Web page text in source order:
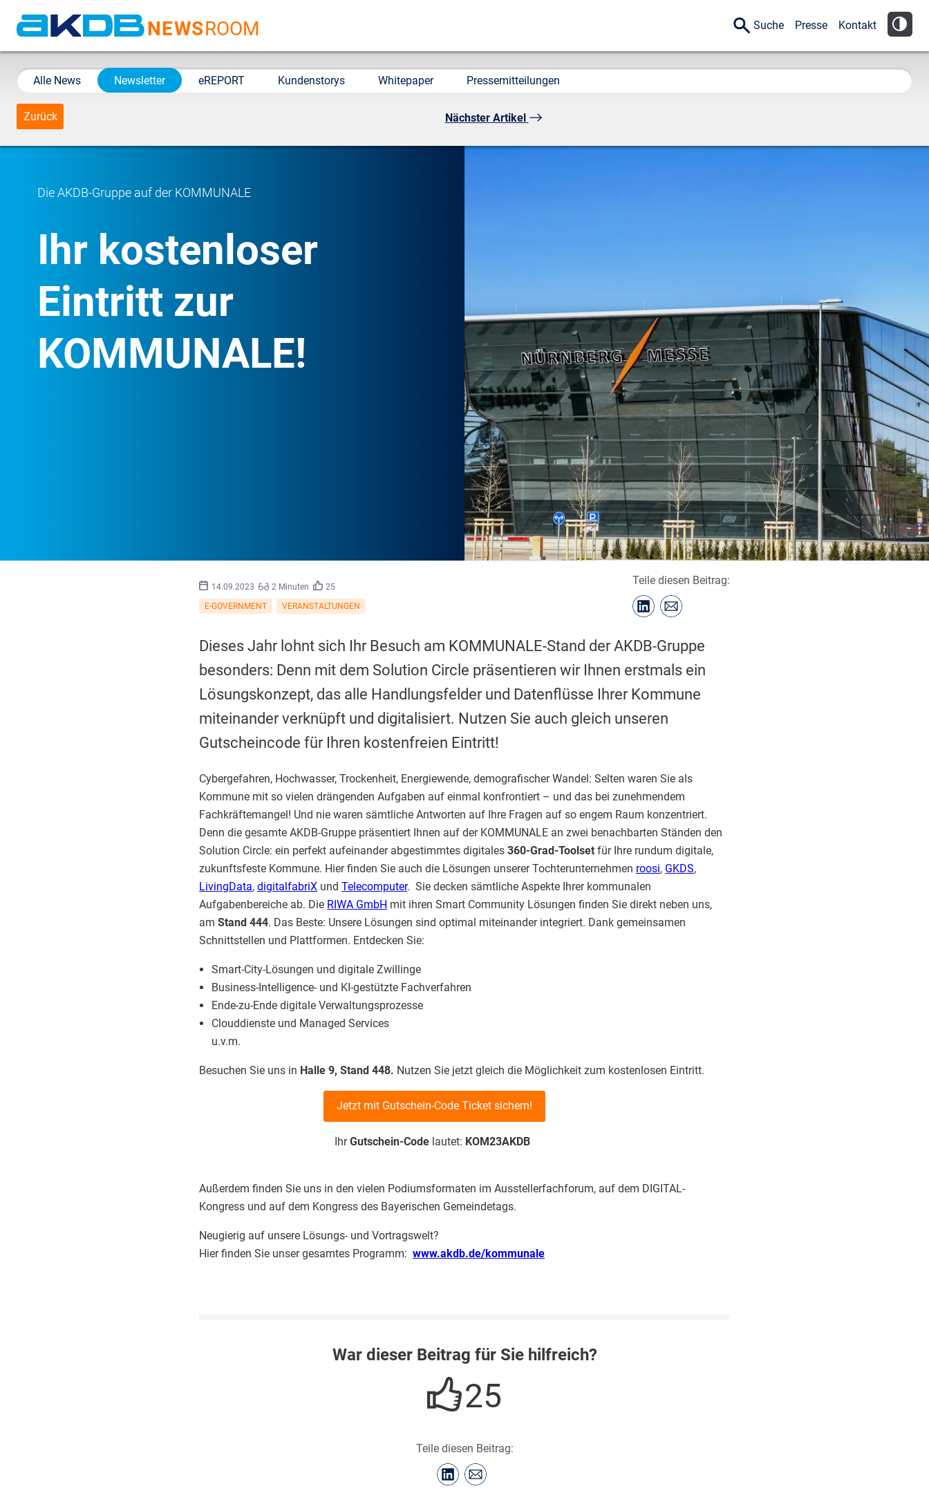
Datenverarbeitung in
NEWSROOM Suche Presse Kontakt
Alle News Newsletter eREPORT Kundenstorys Whitepaper Pressemitteilungen
Zurück Nächster Artikel
Die AKDB-Gruppe auf der KOMMUNALE
Ihr kostenloser
Eintritt zur
KOMMUNALE!
14.09.2023 2 Minuten
25
E-GOVERNMENT
VERANSTALTUNGEN
Teile diesen Beitrag:
Dieses Jahr lohnt sich Ihr Besuch am KOMMUNALE-Stand der AKDB-Gruppe
besonders: Denn mit dem Solution Circle präsentieren wir Ihnen erstmals ein
Lösungskonzept, das alle Handlungsfelder und Datenflüsse Ihrer Kommune
miteinander verknüpft und digitalisiert. Nutzen Sie auch gleich unseren
Gutscheincode für Ihren kostenfreien Eintritt!
Cybergefahren, Hochwasser, Trockenheit, Energiewende, demografischer Wandel: Selten waren Sie als
Kommune mit so vielen drängenden Aufgaben auf einmal konfrontiert – und das bei zunehmendem
Fachkräftemangel! Und nie waren sämtliche Antworten auf Ihre Fragen auf so engem Raum konzentriert.
Denn die gesamte AKDB-Gruppe präsentiert Ihnen auf der KOMMUNALE an zwei benachbarten Ständen den
Solution Circle: ein perfekt aufeinander abgestimmtes digitales 360-Grad-Toolset für Ihre rundum digitale,
zukunftsfeste Kommune. Hier finden Sie auch die Lösungen unserer Tochterunternehmen roosi, GKDS,
LivingData, digitalfabriX und Telecomputer. Sie decken sämtliche Aspekte Ihrer kommunalen
Aufgabenbereiche ab. Die RIWA GmbH mit ihren Smart Community Lösungen finden Sie direkt neben uns,
am Stand 444. Das Beste: Unsere Lösungen sind optimal miteinander integriert. Dank gemeinsamen
Schnittstellen und Plattformen. Entdecken Sie:
Smart-City-Lösungen und digitale Zwillinge
Business-Intelligence- und KI-gestützte Fachverfahren
Ende-zu-Ende digitale Verwaltungsprozesse
Clouddienste und Managed Services
u.v.m.
Besuchen Sie uns in Halle 9, Stand 448. Nutzen Sie jetzt gleich die Möglichkeit zum kostenlosen Eintritt.
Jetzt mit Gutschein-Code Ticket sichern!
IhrGutschein-Code lautet: KOM23AKDB
Außerdem finden Sie uns in den vielen Podiumsformaten im Ausstellerfachforum, auf dem DIGITAL-
Kongress und auf dem Kongress des Bayerischen Gemeindetags.
Neugierig auf unsere Lösungs- und Vortragswelt?
Hier finden Sie unser gesamtes Programm: www.akdb.de/kommunale
War dieser Beitrag für Sie hilfreich?
25
Teile diesen Beitrag: